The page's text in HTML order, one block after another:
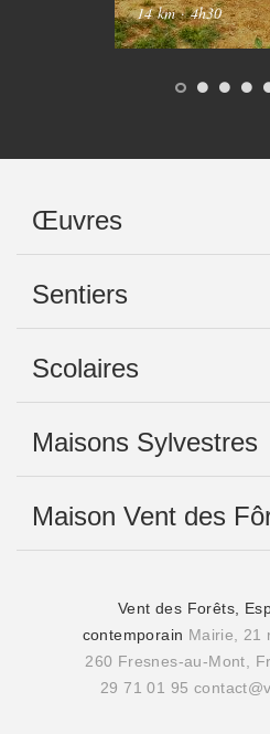
14 km·4h30
Œuvres
Sentiers
Scolaires
Maisons Sylvestres
Maison Vent des
Vent des Forêts,
contemporain Mairie, 21
260 Fresnes-au-Mont,
29 71 01 95